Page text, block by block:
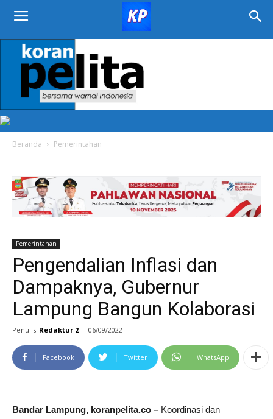
KORAN
PELITA
Beranda Pemerintahan
Pemerintahan
Pengendalian Inflasi dan
Dampaknya, Gubernur
Lampung Bangun Kolaborasi
Penulis Redaktur 2 - 06/09/2022
Facebook Twitter WhatsApp
Bandar Lampung, koranpelita.co – Koordinasi dan